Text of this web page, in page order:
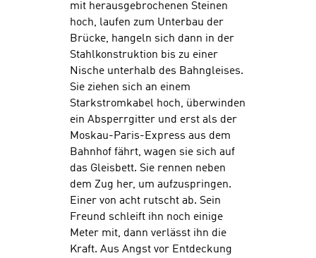
mit herausgebrochenen Steinen
hoch, laufen zum Unterbau der
Brücke, hangeln sich dann in der
Stahlkonstruktion bis zu einer
Nische unterhalb des Bahngleises.
Sie ziehen sich an einem
Starkstromkabel hoch, überwinden
ein Absperrgitter und erst als der
Moskau-Paris-Express aus dem
Bahnhof fährt, wagen sie sich auf
das Gleisbett. Sie rennen neben
dem Zug her, um aufzuspringen.
Einer von acht rutscht ab. Sein
Freund schleift ihn noch einige
Meter mit, dann verlässt ihn die
Kraft. Aus Angst vor Entdeckung